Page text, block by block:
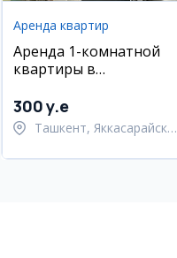
Аренда квартир
Аренда 1-комнатной
квартиры в
300 y.e
Ташкент, Яккасарайский